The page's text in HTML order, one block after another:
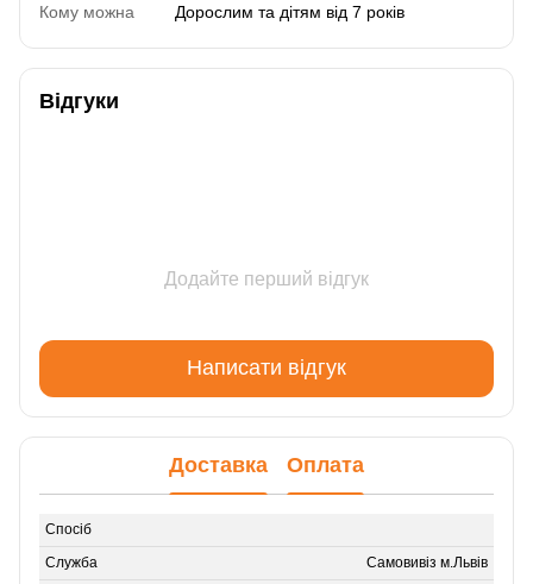
Кому можна Дорослим та дітям від 7 років
Відгуки
Додайте перший відгук
Написати відгук
Доставка Оплата
Самовивіз м.Львів